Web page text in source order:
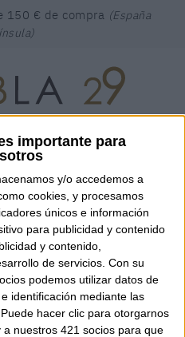
importante para
y/o accedemos a
cookies, y procesamos
únicos e información
para publicidad y contenido
y contenido,
de servicios. Con su
podemos utilizar datos de
identificación mediante las
hacer clic para otorgarnos
nuestros 421 socios para que
150 € de compra (España
que estás buscando...BUSCAR
CAT ESP
CESTA (0)